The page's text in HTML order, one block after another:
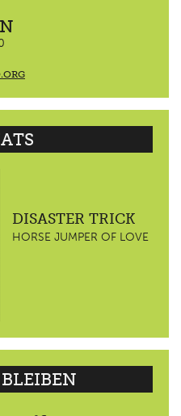
DISASTER TRICK
HORSE JUMPER OF LOVE